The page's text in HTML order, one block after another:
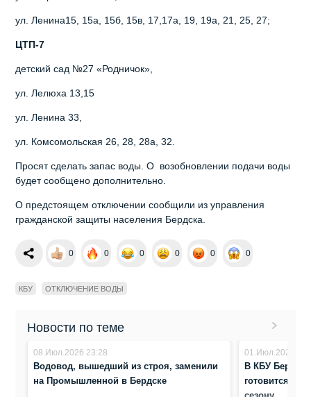
ул. Ленина15, 15а, 15б, 15в, 17,17а, 19, 19а, 21, 25, 27;
ЦТП-7
детский сад №27 «Родничок»,
ул. Лелюха 13,15
ул. Ленина 33,
ул. Комсомольская 26, 28, 28а, 32.
Просят сделать запас воды. О возобновлении подачи воды
будет сообщено дополнительно.
О предстоящем отключении сообщили из управления
гражданской защиты населения Бердска.
0 0 0 0 0 0
КБУ ОТКЛЮЧЕНИЕ ВОДЫ
Новости по теме
08.Июл.2026 23:28
Водовод, вышедший из строя, заменили
на Промышленной в Бердске
01.Июл.2026
В КБУ
готовится к